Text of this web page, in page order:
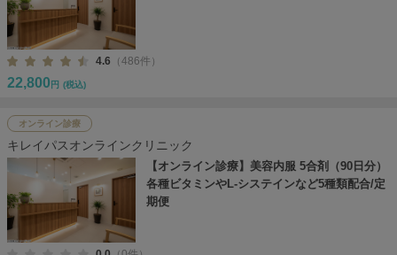
4.6 （486件）
22,800 円 (税込)
オンライン診療
キレイパスオンラインクリニック
【オンライン診療】美容内服 5合剤（90日分）
各種ビタミンやL-システインなど5種類配合/定
期便